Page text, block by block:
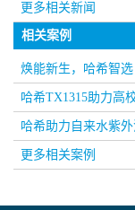
更多相关新闻
相关案例
焕能新生，哈希智
哈希TX1315助力高
哈希助力自来水紫
更多相关案例